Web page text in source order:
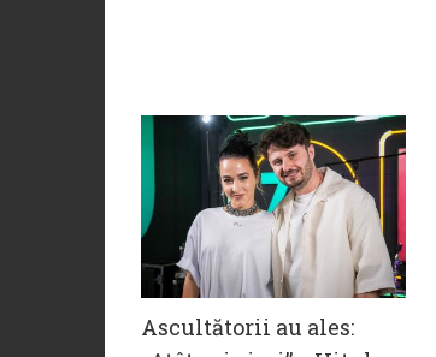
Ascultătorii au ales: